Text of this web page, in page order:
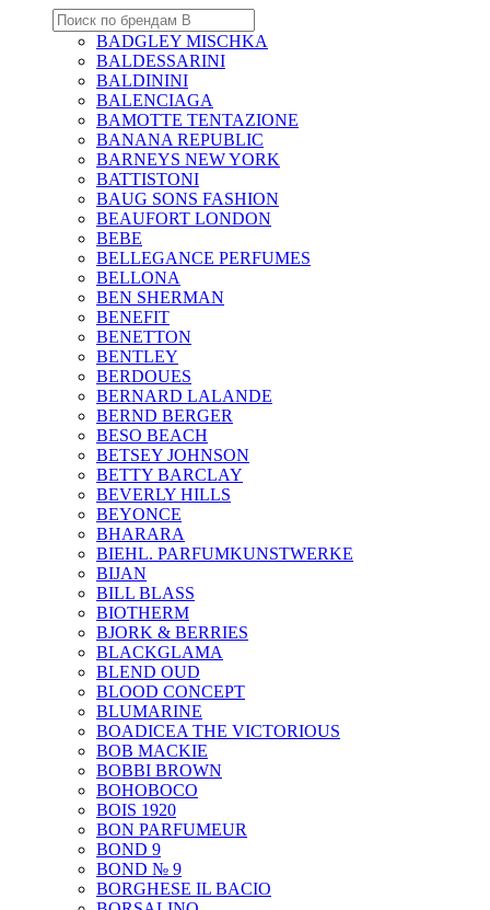
BADGLEY MISCHKA
BALDESSARINI
BALDININI
BALENCIAGA
BAMOTTE TENTAZIONE
BANANA REPUBLIC
BARNEYS NEW YORK
BATTISTONI
BAUG SONS FASHION
BEAUFORT LONDON
BEBE
BELLEGANCE PERFUMES
BELLONA
BEN SHERMAN
BENEFIT
BENETTON
BENTLEY
BERDOUES
BERNARD LALANDE
BERND BERGER
BESO BEACH
BETSEY JOHNSON
BETTY BARCLAY
BEVERLY HILLS
BEYONCE
BHARARA
BIEHL. PARFUMKUNSTWERKE
BIJAN
BILL BLASS
BIOTHERM
BJORK & BERRIES
BLACKGLAMA
BLEND OUD
BLOOD CONCEPT
BLUMARINE
BOADICEA THE VICTORIOUS
BOB MACKIE
BOBBI BROWN
BOHOBOCO
BOIS 1920
BON PARFUMEUR
BOND 9
BOND № 9
BORGHESE IL BACIO